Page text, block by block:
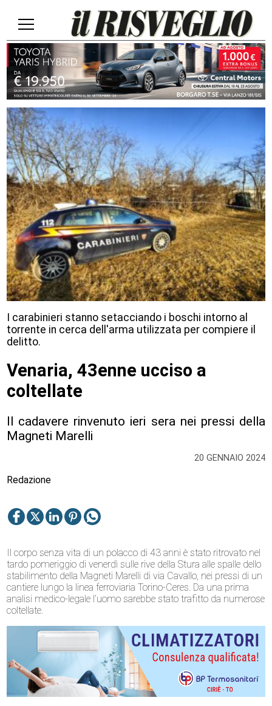
20 GENNAIO 2024
I carabinieri stanno setacciando i boschi intorno al
torrente in cerca dell'arma utilizzata per compiere il
delitto.
Venaria, 43enne ucciso a
coltellate
Il cadavere rinvenuto ieri sera nei pressi della
Magneti Marelli
Redazione
Il corpo senza vita di un polacco di 43 anni è stato ritrovato nel
tardo pomeriggio di venerdì sulle rive della Stura alle spalle dello
stabilimento della Magneti Marelli di via Cavallo, nei pressi di un
cantiere lungo la linea ferroviaria Torino-Ceres. Da una prima
analisi medico-legale l’uomo sarebbe stato trafitto da numerose
coltellate.